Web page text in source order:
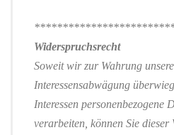
Widerspruchsrecht
Soweit wir zur Wahrung
Interessensabwägung
Interessen personenbezogene
verarbeiten, können Sie dieser